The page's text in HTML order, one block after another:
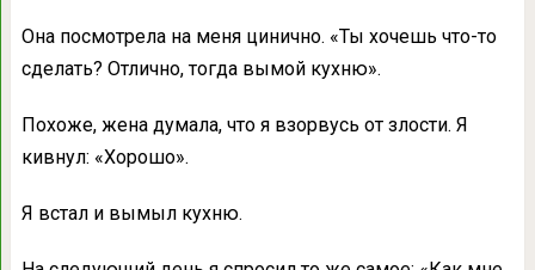
Она посмотрела на меня цинично. «Ты хочешь что-то
сделать? Отлично, тогда вымой кухню».
Похоже, жена думала, что я взорвусь от злости. Я
кивнул: «Хорошо».
Я встал и вымыл кухню.